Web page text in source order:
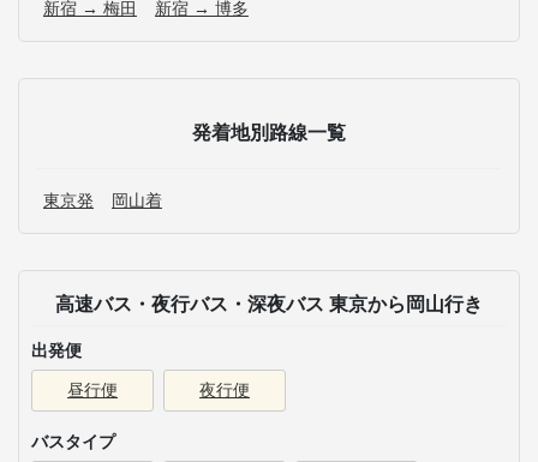
新宿 → 梅田 新宿 → 博多
発着地別路線一覧
東京発 岡山着
高速バス・夜行バス・深夜バス 東京から岡山行き
出発便
昼行便 夜行便
バスタイプ